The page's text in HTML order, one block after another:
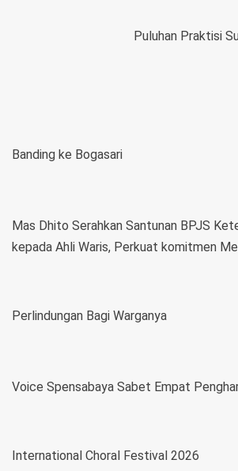
Puluhan Praktisi
Banding ke Bogasari
Mas Dhito Serahkan Santunan BPJS
kepada Ahli Waris, Perkuat komitmen
Perlindungan Bagi Warganya
Voice Spensabaya Sabet Empat
International Choral Festival 2026